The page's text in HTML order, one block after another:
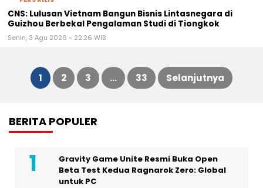
CNS: Lulusan Vietnam Bangun Bisnis Lintasnegara di
Guizhou Berbekal Pengalaman Studi di Tiongkok
Senin, 3 Agu 2026 - 22:26 WIB
Paginasi
pos
1 2 3 … 33 Selanjutnya
BERITA POPULER
Gravity Game Unite Resmi Buka Open
Beta Test Kedua Ragnarok Zero: Global
untuk PC